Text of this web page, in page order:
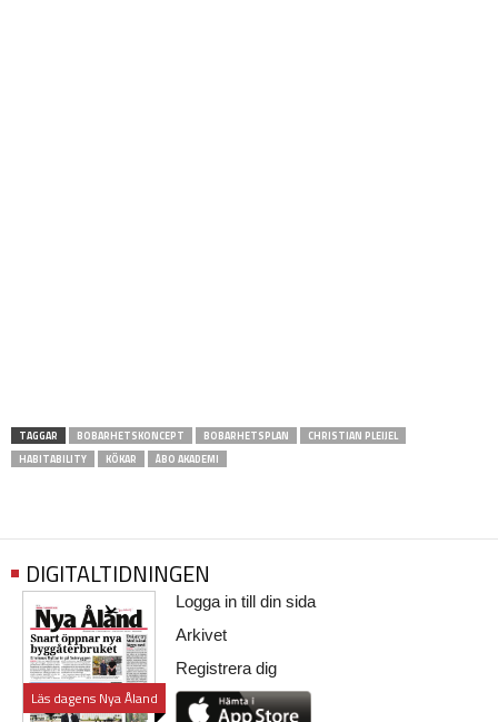
TAGGAR BOBARHETSKONCEPT BOBARHETSPLAN
CHRISTIAN PLEIJEL
HABITABILITY
KÖKAR ÅBO AKADEMI
DIGITALTIDNINGEN
Läs dagens Nya Åland
Logga in till din sida
Arkivet
Registrera dig